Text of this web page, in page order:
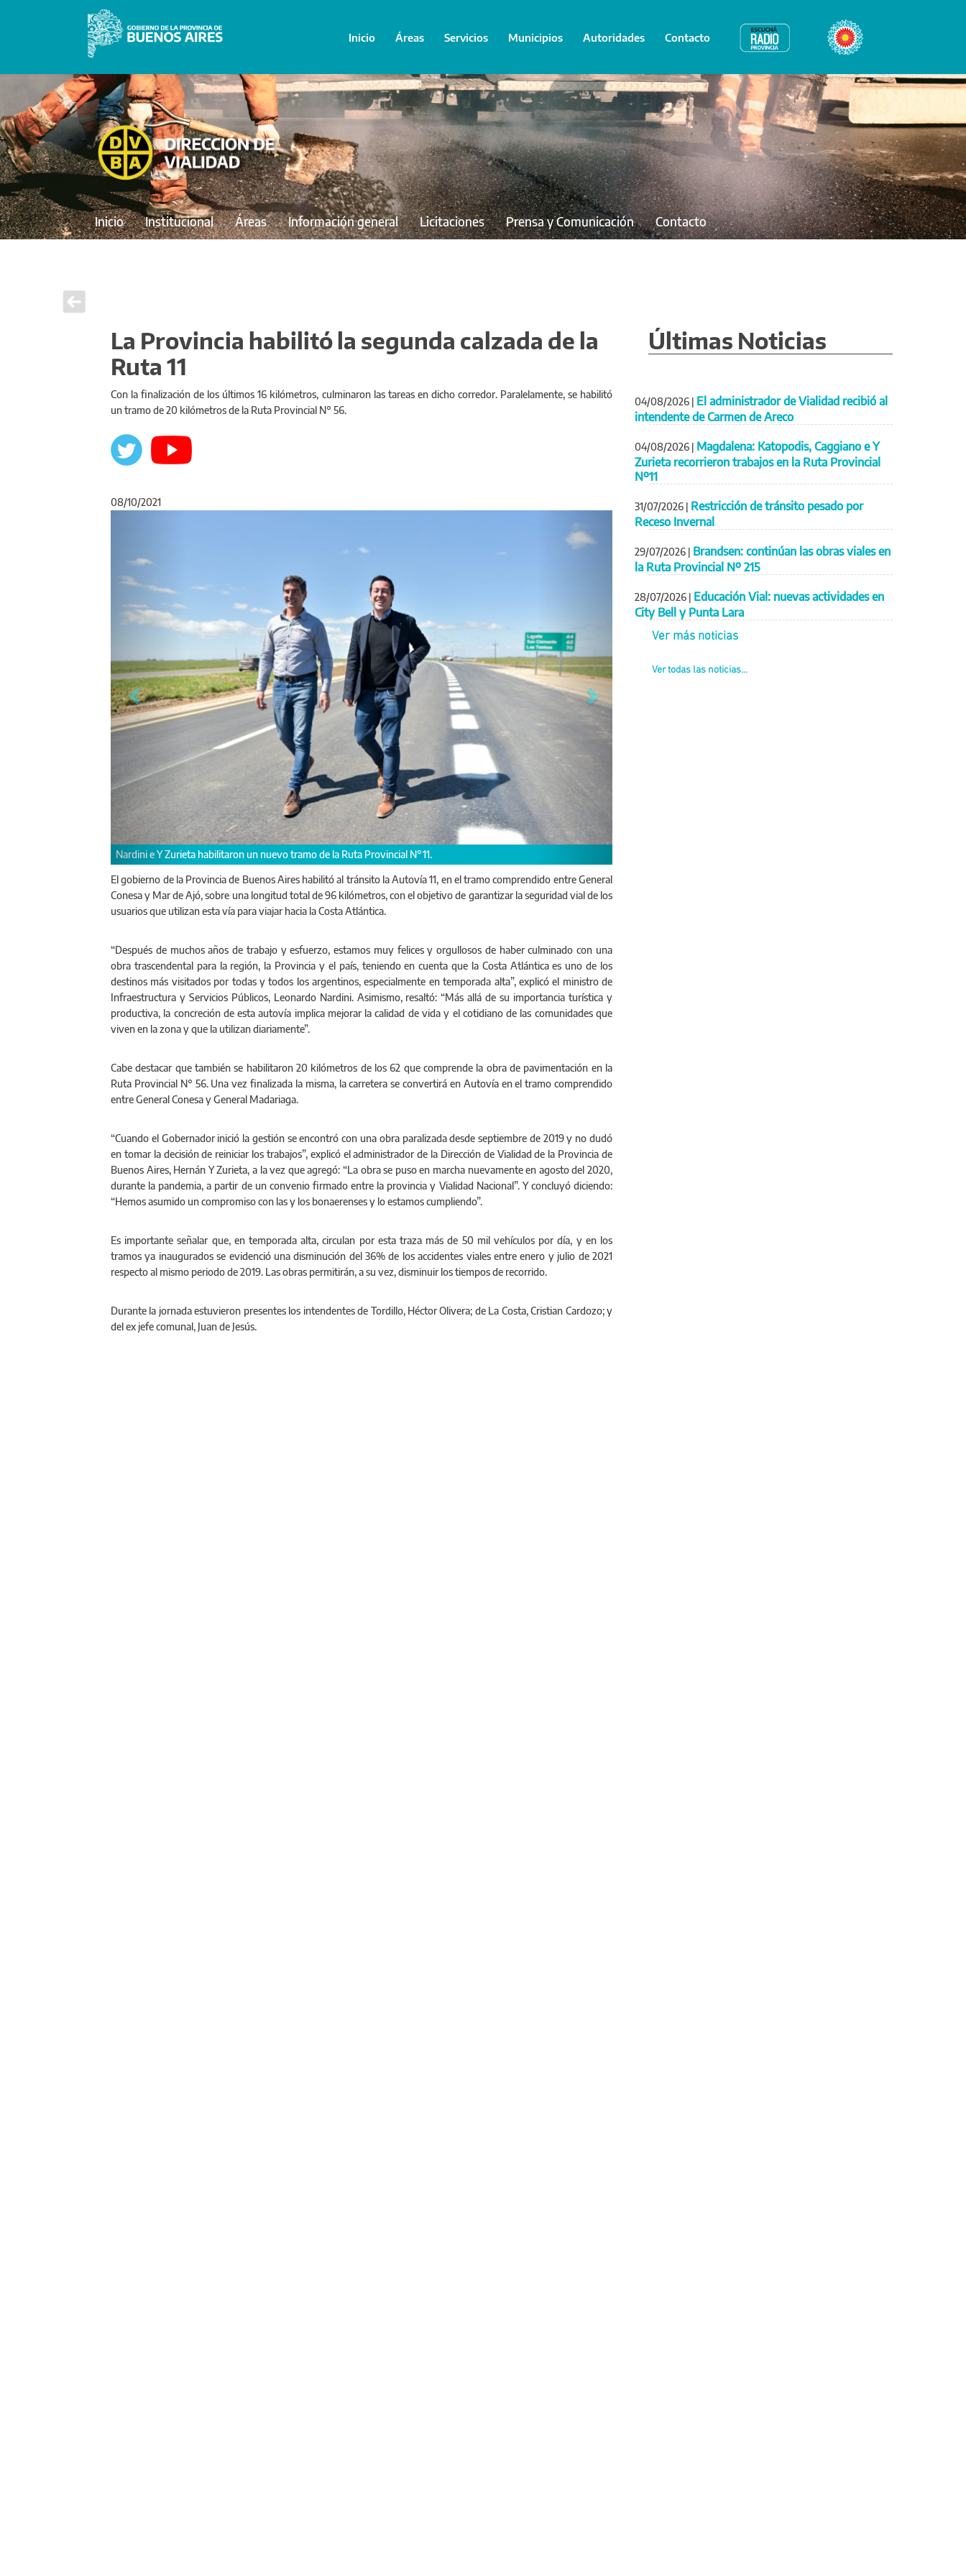
Inicio Áreas Servicios Municipios Autoridades Contacto Radio Provincia Bicentenario
Inicio Institucional Áreas Información general Licitaciones Prensa y Comunicación Contacto
La Provincia habilitó la segunda calzada de la
Ruta 11
Con la finalización de los últimos 16 kilómetros, culminaron las tareas en dicho corredor. Paralelamente, se habilitó
un tramo de 20 kilómetros de la Ruta Provincial N° 56.
08/10/2021
Estuvieron presentes los intendentes de Tordillo, Héctor Olivera; de La Costa, Cristian Cardozo; y del ex jefe
Siguiente
El gobierno de la Provincia de Buenos Aires habilitó al tránsito la Autovía 11, en el tramo comprendido entre General
Conesa y Mar de Ajó, sobre una longitud total de 96 kilómetros, con el objetivo de garantizar la seguridad vial de los
usuarios que utilizan esta vía para viajar hacia la Costa Atlántica.
“Después de muchos años de trabajo y esfuerzo, estamos muy felices y orgullosos de haber culminado con una
obra trascendental para la región, la Provincia y el país, teniendo en cuenta que la Costa Atlántica es uno de los
destinos más visitados por todas y todos los argentinos, especialmente en temporada alta”, explicó el ministro de
Infraestructura y Servicios Públicos, Leonardo Nardini. Asimismo, resaltó: “Más allá de su importancia turística y
productiva, la concreción de esta autovía implica mejorar la calidad de vida y el cotidiano de las comunidades que
viven en la zona y que la utilizan diariamente”.
Cabe destacar que también se habilitaron 20 kilómetros de los 62 que comprende la obra de pavimentación en la
Ruta Provincial N° 56. Una vez finalizada la misma, la carretera se convertirá en Autovía en el tramo comprendido
entre General Conesa y General Madariaga.
“Cuando el Gobernador inició la gestión se encontró con una obra paralizada desde septiembre de 2019 y no dudó
en tomar la decisión de reiniciar los trabajos”, explicó el administrador de la Dirección de Vialidad de la Provincia de
Buenos Aires, Hernán Y Zurieta, a la vez que agregó: “La obra se puso en marcha nuevamente en agosto del 2020,
durante la pandemia, a partir de un convenio firmado entre la provincia y Vialidad Nacional”. Y concluyó diciendo:
“Hemos asumido un compromiso con las y los bonaerenses y lo estamos cumpliendo”.
Es importante señalar que, en temporada alta, circulan por esta traza más de 50 mil vehículos por día, y en los
tramos ya inaugurados se evidenció una disminución del 36% de los accidentes viales entre enero y julio de 2021
respecto al mismo periodo de 2019. Las obras permitirán, a su vez, disminuir los tiempos de recorrido.
Durante la jornada estuvieron presentes los intendentes de Tordillo, Héctor Olivera; de La Costa, Cristian Cardozo; y
del ex jefe comunal, Juan de Jesús.
Últimas Noticias
04/08/2026 | El administrador de Vialidad recibió al
intendente de Carmen de Areco
04/08/2026 | Magdalena: Katopodis, Caggiano e Y
Zurieta recorrieron trabajos en la Ruta Provincial
Nº11
31/07/2026 | Restricción de tránsito pesado por
Receso Invernal
29/07/2026 | Brandsen: continúan las obras viales en
la Ruta Provincial Nº 215
28/07/2026 | Educación Vial: nuevas actividades en
City Bell y Punta Lara
Ver más noticias
Ver todas las noticias...